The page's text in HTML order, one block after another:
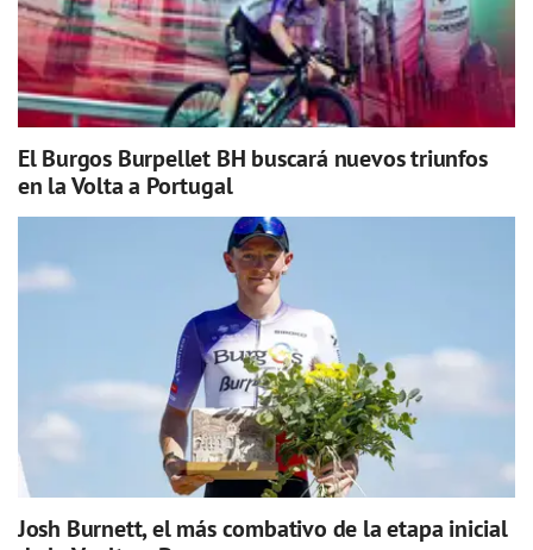
El Burgos Burpellet BH buscará nuevos triunfos
en la Volta a Portugal
Josh Burnett, el más combativo de la etapa inicial